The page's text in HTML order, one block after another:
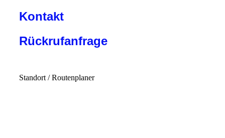
Kontakt
Rückrufanfrage
Standort / Routenplaner